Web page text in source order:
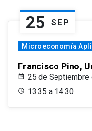
25 SEP
Microeconomía
Francisco Pino,
25 de Septiembre
13:35 a 14:30